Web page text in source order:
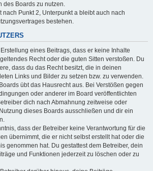
des Boards zu nutzen.
nach Punkt 2, Unterpunkt a bleibt auch nach
bestehen.
eines Beitrags, dass er keine Inhalte
Recht oder die guten Sitten verstoßen. Du
dass du das Recht besitzt, die in deinen
Links und Bilder zu setzen bzw. zu verwenden.
übt das Hausrecht aus. Bei Verstößen gegen
oder anderer im Board veröffentlichten
dich nach Abmahnung zeitweise oder
dieses Boards ausschließen und dir ein
dass der Betreiber keine Verantwortung für die
übernimmt, die er nicht selbst erstellt hat oder die
genommen hat. Du gestattest dem Betreiber, dein
und Funktionen jederzeit zu löschen oder zu